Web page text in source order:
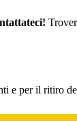
e per il ritiro